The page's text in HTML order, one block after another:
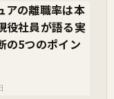
アの離職率は本
役社員が語る実
の5つのポイン